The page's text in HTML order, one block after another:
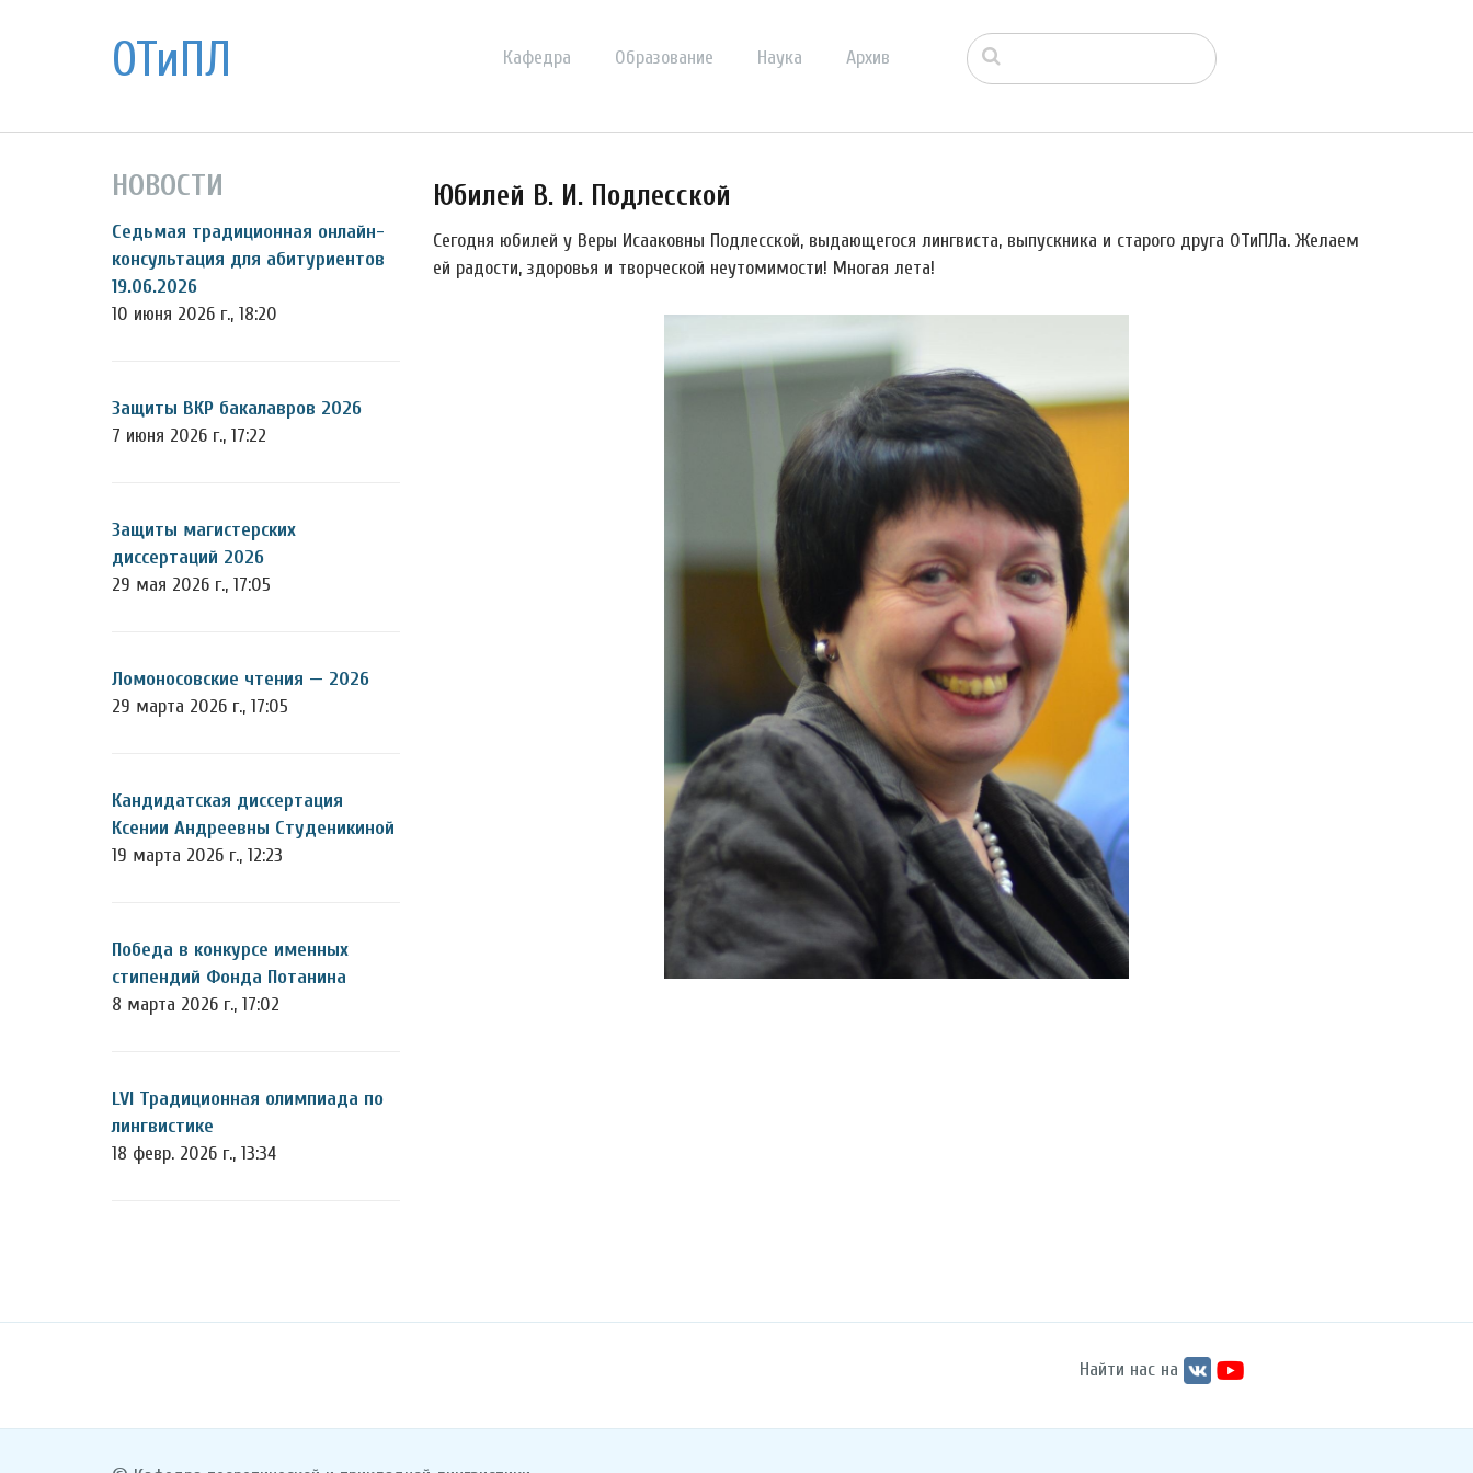
ОТиПЛ Кафедра Образование Наука Архив
НОВОСТИ
Седьмая традиционная онлайн-
консультация для абитуриентов
19.06.2026
10 июня 2026 г., 18:20
Защиты ВКР бакалавров 2026
7 июня 2026 г., 17:22
Защиты магистерских
диссертаций 2026
29 мая 2026 г., 17:05
Ломоносовские чтения — 2026
29 марта 2026 г., 17:05
Кандидатская диссертация
Ксении Андреевны Студеникиной
19 марта 2026 г., 12:23
Победа в конкурсе именных
стипендий Фонда Потанина
8 марта 2026 г., 17:02
LVI Традиционная олимпиада по
лингвистике
18 февр. 2026 г., 13:34
Юбилей В. И. Подлесской
Сегодня юбилей у Веры Исааковны Подлесской, выдающегося лингвиста, выпускника и старого друга ОТиПЛа. Желаем
ей радости, здоровья и творческой неутомимости! Многая лета!
Найти нас на